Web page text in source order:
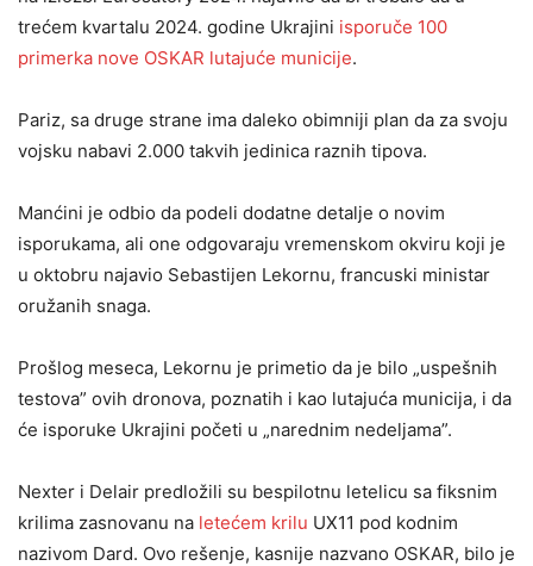
trećem kvartalu 2024. godine Ukrajini isporuče 100
primerka nove OSKAR lutajuće municije.
Pariz, sa druge strane ima daleko obimniji plan da za svoju
vojsku nabavi 2.000 takvih jedinica raznih tipova.
Manćini je odbio da podeli dodatne detalje o novim
isporukama, ali one odgovaraju vremenskom okviru koji je
u oktobru najavio Sebastijen Lekornu, francuski ministar
oružanih snaga.
Prošlog meseca, Lekornu je primetio da je bilo „uspešnih
testova” ovih dronova, poznatih i kao lutajuća municija, i da
će isporuke Ukrajini početi u „narednim nedeljama”.
Nexter i Delair predložili su bespilotnu letelicu sa fiksnim
krilima zasnovanu na letećem krilu UX11 pod kodnim
nazivom Dard. Ovo rešenje, kasnije nazvano OSKAR, bilo je